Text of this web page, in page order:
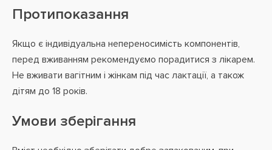
Протипоказання
Якщо є індивідуальна непереносимість компонентів,
перед вживанням рекомендуємо порадитися з лікарем.
Не вживати вагітним і жінкам під час лактації, а також
дітям до 18 років.
Умови зберігання